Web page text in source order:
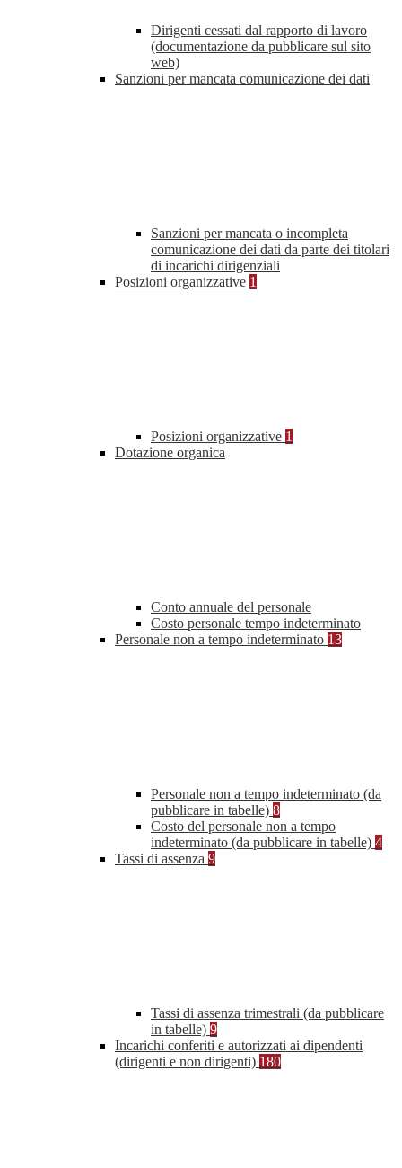
Dirigenti cessati dal rapporto di lavoro
(documentazione da pubblicare sul sito
web)
Sanzioni per mancata comunicazione dei dati
Sanzioni per mancata o incompleta
comunicazione dei dati da parte dei titolari
di incarichi dirigenziali
Posizioni organizzative 1
Posizioni organizzative 1
Dotazione organica
Conto annuale del personale
Costo personale tempo indeterminato
Personale non a tempo indeterminato 13
Personale non a tempo indeterminato (da
pubblicare in tabelle) 8
Costo del personale non a tempo
indeterminato (da pubblicare in tabelle) 4
Tassi di assenza 9
Tassi di assenza trimestrali (da pubblicare
in tabelle) 9
Incarichi conferiti e autorizzati ai dipendenti
(dirigenti e non dirigenti) 180